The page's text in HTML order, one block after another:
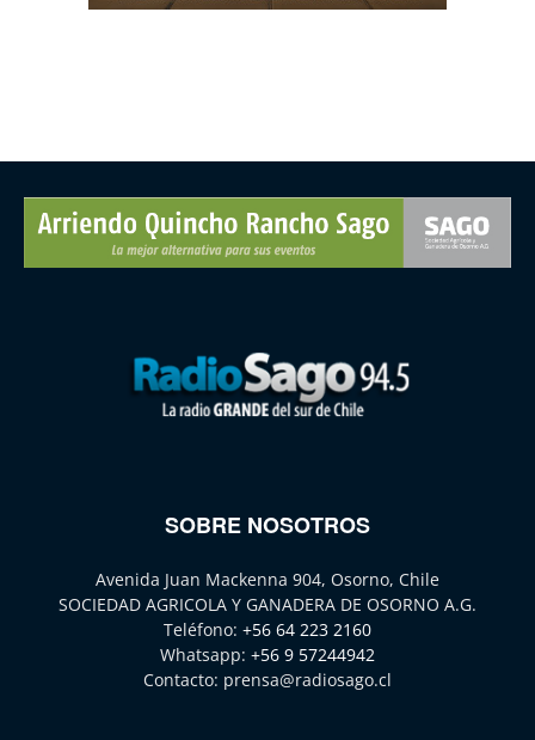
SOBRE NOSOTROS
Avenida Juan Mackenna 904, Osorno, Chile
SOCIEDAD AGRICOLA Y GANADERA DE OSORNO A.G.
Teléfono: +56 64 223 2160
Whatsapp: +56 9 57244942
Contacto: prensa@radiosago.cl